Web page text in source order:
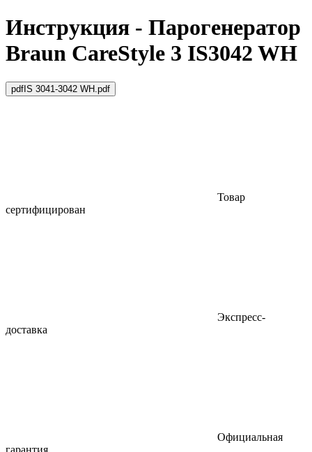
Инструкция - Парогенератор
Braun CareStyle 3 IS3042 WH
pdfIS 3041-3042 WH.pdf
Товар
сертифицирован
Экспресс-
доставка
Официальная
гарантия